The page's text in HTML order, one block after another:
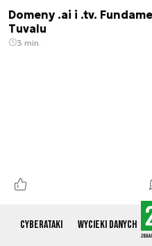
Cyberataki Wycieki danych
Domeny .ai i .tv.
Tuvalu
3 min.
Armia USA masowo